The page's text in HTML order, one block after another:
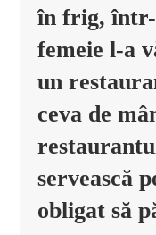
în frig, într-
femeie l-a
un
ceva de
servească
obligat să